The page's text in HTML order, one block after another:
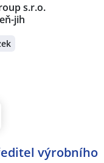
s.r.o.
jih
výrobního